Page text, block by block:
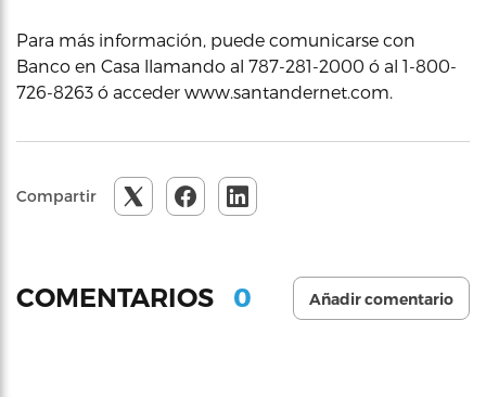
Para más información, puede comunicarse con
Banco en Casa llamando al 787-281-2000 ó al 1-800-
726-8263 ó acceder www.santandernet.com.
Compartir
COMENTARIOS 0 Añadir comentario